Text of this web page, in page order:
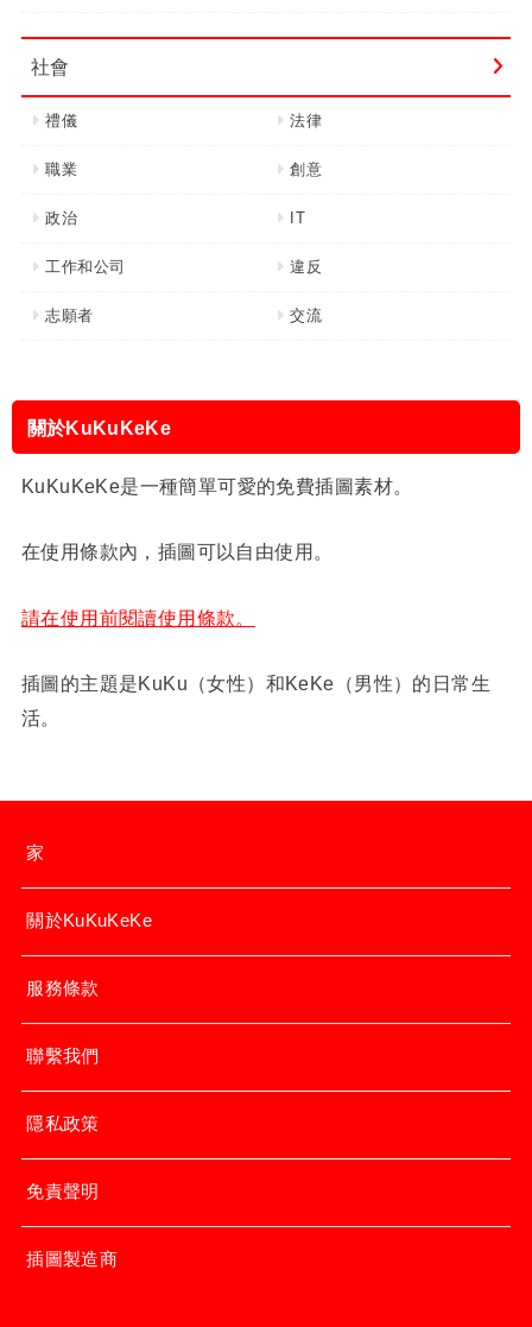
社會
禮儀 法律
職業 創意
政治 IT
工作和公司 違反
志願者 交流
關於KuKuKeKe
KuKuKeKe是一種簡單可愛的免費插圖素材。
在使用條款內，插圖可以自由使用。
請在使用前閱讀使用條款。
插圖的主題是KuKu（女性）和KeKe（男性）的日常生
活。
家
關於KuKuKeKe
服務條款
聯繫我們
隱私政策
免責聲明
插圖製造商